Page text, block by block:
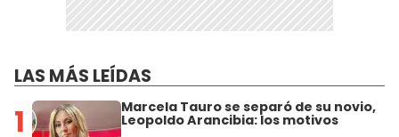
LAS MÁS LEÍDAS
1 Marcela Tauro se separó de su novio,
Leopoldo Arancibia: los motivos